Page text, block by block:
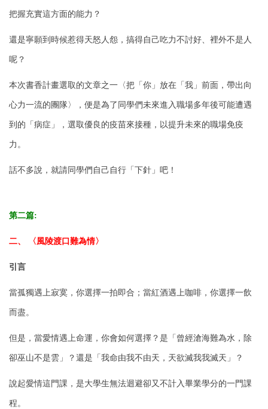
把握充實這方面的能力？
還是寧願到時候惹得天怒人怨，搞得自己吃力不討好、裡外不是人
呢？
本次書香計畫選取的文章之一〈把「你」放在「我」前面，帶出向
心力一流的團隊〉，便是為了同學們未來進入職場多年後可能遭遇
到的「病症」，選取優良的疫苗來接種，以提升未來的職場免疫
力。
話不多說，就請同學們自己自行「下針」吧！
第二篇:
二、 〈風陵渡口難為情〉
引言
當孤獨遇上寂寞，你選擇一拍即合；當紅酒遇上咖啡，你選擇一飲
而盡。
但是，當愛情遇上命運，你會如何選擇？是「曾經滄海難為水，除
卻巫山不是雲」？還是「我命由我不由天，天欲滅我我滅天」？
說起愛情這門課，是大學生無法迴避卻又不計入畢業學分的一門課
程。